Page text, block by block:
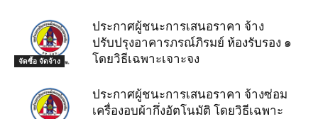
จัดซื้อ จัดจ้าง
ประกาศผู้ชนะการเสนอราคา จ้าง
ปรับปรุงอาคารภรณ์ภิรมย์ ห้องรับรอง ๑
โดยวิธีเฉพาะเจาะจง
ประกาศผู้ชนะการเสนอราคา จ้างซ่อม
เครื่องอบผ้ากึ่งอัตโนมัติ โดยวิธีเฉพาะ